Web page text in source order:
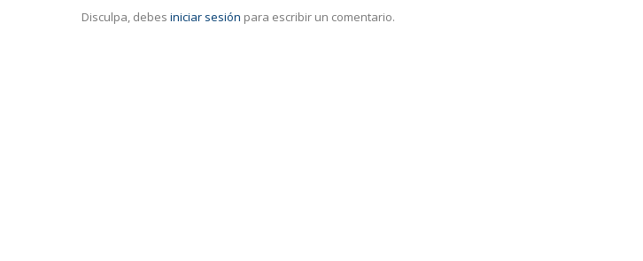
Disculpa, debes iniciar sesión para escribir un comentario.